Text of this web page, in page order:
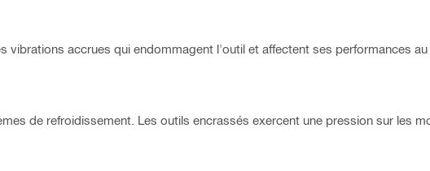
vibrations accrues qui endommagent l'outil et affectent ses performances au
de refroidissement. Les outils encrassés exercent une pression sur les